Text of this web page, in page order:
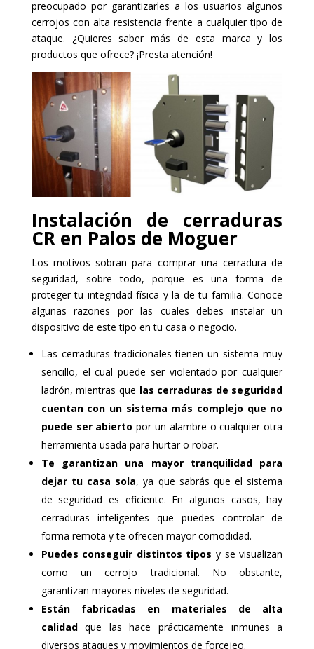
preocupado por garantizarles a los usuarios algunos
cerrojos con alta resistencia frente a cualquier tipo de
ataque. ¿Quieres saber más de esta marca y los
productos que ofrece? ¡Presta atención!
Instalación de cerraduras
CR en Palos de Moguer
Los motivos sobran para comprar una cerradura de
seguridad, sobre todo, porque es una forma de
proteger tu integridad física y la de tu familia. Conoce
algunas razones por las cuales debes instalar un
dispositivo de este tipo en tu casa o negocio.
Las cerraduras tradicionales tienen un sistema muy
sencillo, el cual puede ser violentado por cualquier
ladrón, mientras que las cerraduras de seguridad
cuentan con un sistema más complejo que no
puede ser abierto por un alambre o cualquier otra
herramienta usada para hurtar o robar.
Te garantizan una mayor tranquilidad para
dejar tu casa sola, ya que sabrás que el sistema
de seguridad es eficiente. En algunos casos, hay
cerraduras inteligentes que puedes controlar de
forma remota y te ofrecen mayor comodidad.
Puedes conseguir distintos tipos y se visualizan
como un cerrojo tradicional. No obstante,
garantizan mayores niveles de seguridad.
Están fabricadas en materiales de alta
calidadque las hace prácticamente inmunes a
diversos ataques y movimientos de forcejeo.